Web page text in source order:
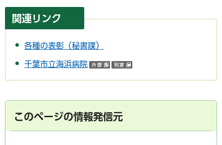
関連リンク
各種の表彰（秘書課）
千葉市立海浜病院 （外部サイトへリンク）
このページの情報発信元